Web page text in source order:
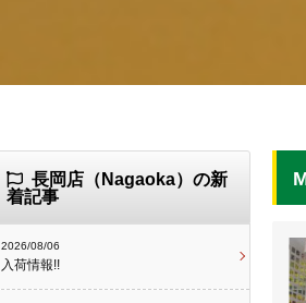
長岡店（Nagaoka）の新
着記事
2026/08/06
入荷情報!!